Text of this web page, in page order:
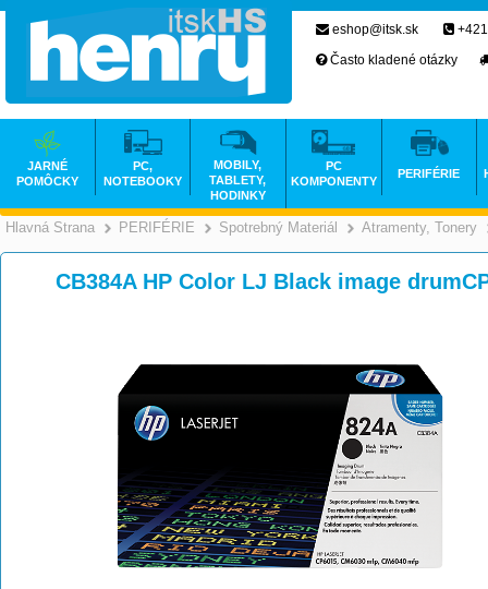
Hlavná Strana >
PERIFÉRIE >
Spotrebný Materiál >
Atramenty, Tonery
CB384A HP Color LJ Black image
eshop@itsk.sk
Často kladené otázky
JARNÉ
POMÔCKY
PC,
NOTEBOOKY
MOBILY,
TABLETY,
HODINKY
PC
KOMPONENTY
PERIFÉRIE